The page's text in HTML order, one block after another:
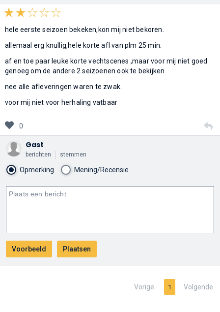
hele eerste seizoen bekeken,kon mij niet bekoren.
allemaal erg knullig,hele korte afl van plm 25 min.
af en toe paar leuke korte vechtscenes ,maar voor mij niet goed
genoeg om de andere 2 seizoenen ook te bekijken
nee alle afleveringen waren te zwak.
voor mij niet voor herhaling vatbaar
0
Gast
berichten stemmen
Opmerking Mening/Recensie
Vorige 1 Volgende